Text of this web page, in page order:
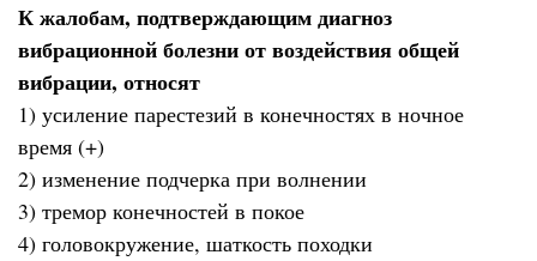
К жалобам, подтверждающим диагноз
вибрационной болезни от воздействия общей
вибрации, относят
1) усиление парестезий в конечностях в ночное
время (+)
2) изменение подчерка при волнении
3) тремор конечностей в покое
4) головокружение, шаткость походки